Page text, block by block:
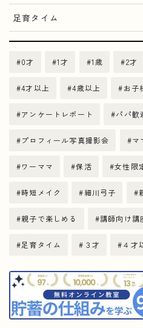
足育タイム
0才 1才 1歳 2才
4才以上 4歳以上 お子
アンケートレポート パパ歓
プロフィール写真撮影会 マ
ワーママ 保活 女性限
時短メイク 細川弓子
親子で楽しめる 講師向け講
足育タイム ３才 ４才